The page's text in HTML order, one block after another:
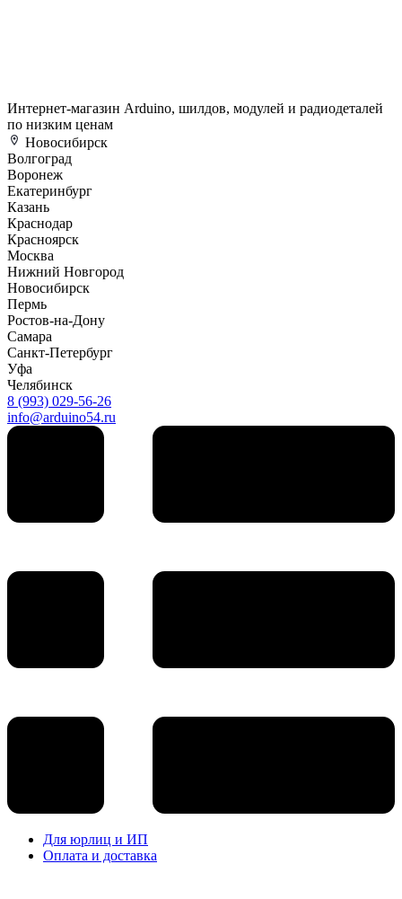
Интернет-магазин Arduino, шилдов, модулей и радиодеталей
по низким ценам
Новосибирск
Волгоград
Воронеж
Екатеринбург
Казань
Краснодар
Красноярск
Москва
Нижний Новгород
Новосибирск
Пермь
Ростов-на-Дону
Самара
Санкт-Петербург
Уфа
Челябинск
8 (993) 029-56-26
info@arduino54.ru
Для юрлиц и ИП
Оплата и доставка